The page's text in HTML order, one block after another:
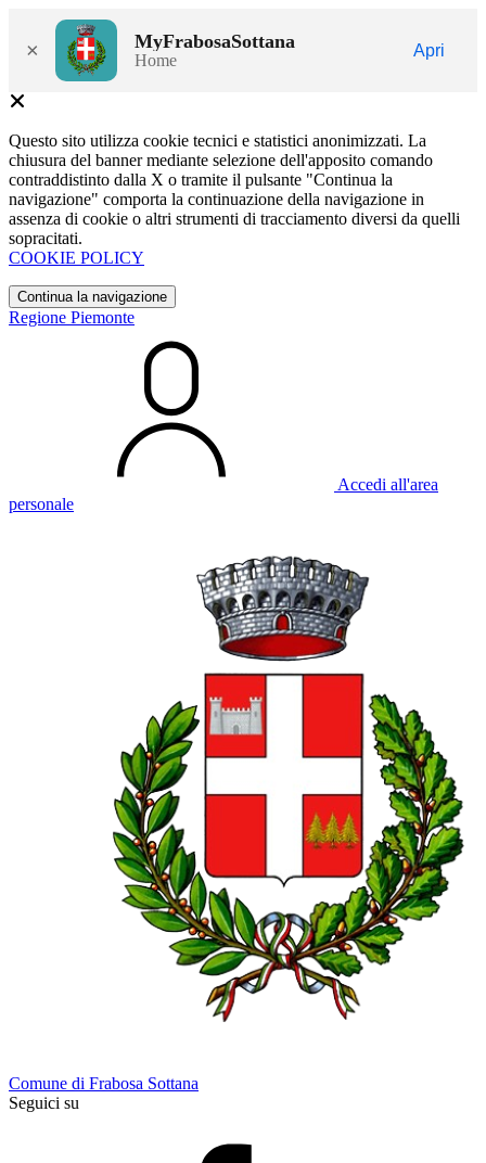
× MyFrabosaSottana
Home
Apri
Questo sito utilizza cookie tecnici e statistici anonimizzati. La
chiusura del banner mediante selezione dell'apposito comando
contraddistinto dalla X o tramite il pulsante "Continua la
navigazione" comporta la continuazione della navigazione in
assenza di cookie o altri strumenti di tracciamento diversi da quelli
sopracitati.
COOKIE POLICY
Continua la navigazione
Regione Piemonte
Accedi all'area
personale
Comune di Frabosa Sottana
Seguici su